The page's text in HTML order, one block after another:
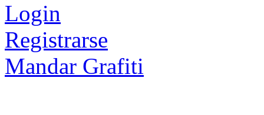
Login
Registrarse
Mandar Grafiti